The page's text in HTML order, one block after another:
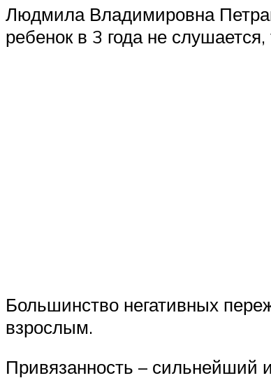
Людмила Владимировна
ребенок в 3 года не
Большинство негативных
взрослым.
Привязанность – сильнейший